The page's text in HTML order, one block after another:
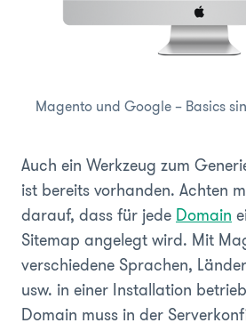
Magento und Google – Basics
Auch ein Werkzeug zum
ist bereits vorhanden. Achten
darauf, dass für jede Domain
Sitemap angelegt wird. Mit
verschiedene Sprachen,
usw. in einer Installation
Domain muss in der